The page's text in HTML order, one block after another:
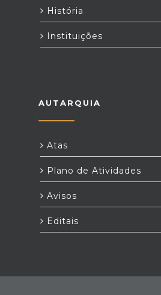
História
Instituições
AUTARQUIA
Atas
Plano de Atividades
Avisos
Editais